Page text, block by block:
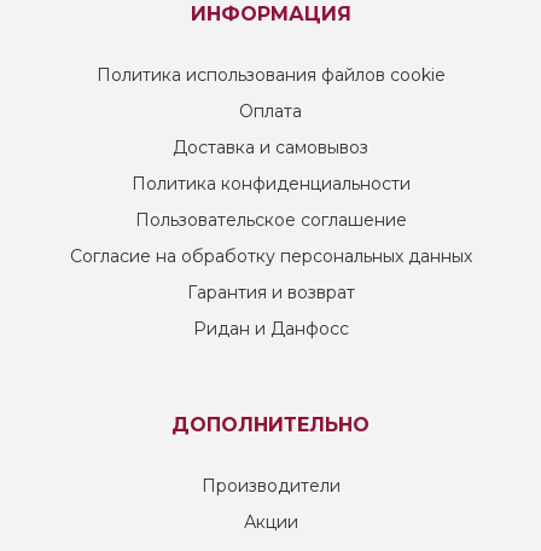
ИНФОРМАЦИЯ
Политика использования файлов cookie
Оплата
Доставка и самовывоз
Политика конфиденциальности
Пользовательское соглашение
Согласие на обработку персональных данных
Гарантия и возврат
Ридан и Данфосс
ДОПОЛНИТЕЛЬНО
Производители
Акции